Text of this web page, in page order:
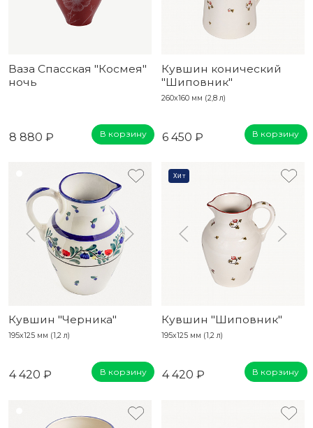
Ваза Спасская "Космея"
ночь
8 880 ₽ В корзину
Кувшин конический
"Шиповник"
260x160 мм (2,8 л)
6 450 ₽ В корзину
Кувшин "Черника"
195х125 мм (1,2 л)
4 420 ₽ В корзину
Хит
Кувшин "Шиповник"
195х125 мм (1,2 л)
4 420 ₽ В корзину